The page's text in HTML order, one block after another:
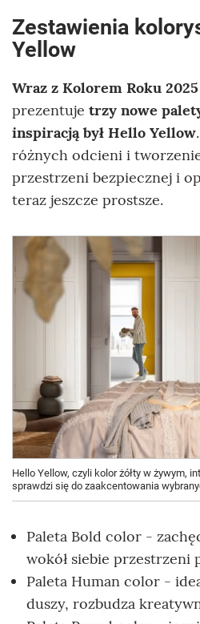
Zestawienia
Yellow
Wraz z Kolorem Roku 2025
prezentuje trzy nowe
inspiracją był Hello Yellow
różnych odcieni i
przestrzeni bezpiecznej i
teraz jeszcze prostsze.
Hello Yellow, czyli kolor żółty w żywym,
sprawdzi się do zaakcentowania
Paleta Bold color -
wokół siebie przestrzeni
Paleta Human color -
duszy, rozbudza